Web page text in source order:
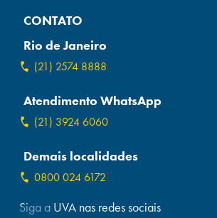
CONTATO
Rio de Janeiro
(21) 2574 8888
Atendimento WhatsApp
(21) 3924 6060
Demais localidades
0800 024 6172
Siga a UVA nas redes sociais